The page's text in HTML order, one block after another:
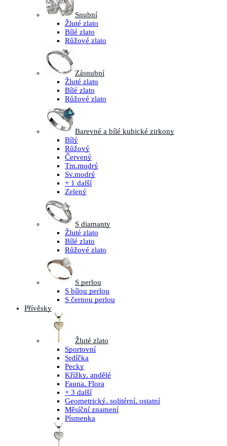
Snubní
Žluté zlato
Bílé zlato
Růžové zlato
Zásnubní
Žluté zlato
Bílé zlato
Růžové zlato
Barevné a bílé kubické zirkony
Bílý
Růžový
Červený
Tm.modrý
Sv.modrý
+ 1 další
Zelený
S diamanty
Žluté zlato
Bílé zlato
Růžové zlato
S perlou
S bílou perlou
S černou perlou
Přívěsky
Žluté zlato
Sportovní
Srdíčka
Pecky
Křížky, andělé
Fauna, Flora
+ 3 další
Geometrický, solitérní, ostatní
Měsíční znamení
Písmenka